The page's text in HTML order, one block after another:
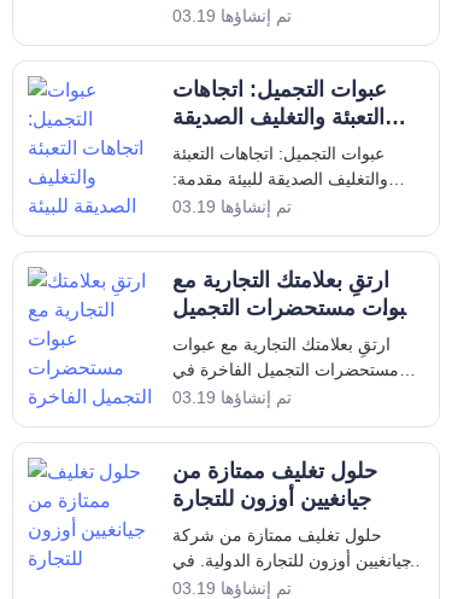
صناعة مستحضرات التجميل
ووظيفة زجاجات مستحضرات
التجميل دورًا حاسمًا في جذب
المستهلكين وضمان فعالية المنتج. مع
على الاستدامة
تم إنشاؤها 03.19
عبوات التجميل: اتجاهات
التعبئة والتغليف الصديقة
للبيئة
عبوات التجميل: اتجاهات التعبئة
والتغليف الصديقة للبيئة مقدمة:
تطور تصميمات عبوات التجميل في
على مدى العقد الماضي، شهدت
صناعة التجميل تحولًا ملحوظًا في
تصميمات التعبئة والتغليف
تم إنشاؤها 03.19
ارتقِ بعلامتك التجارية مع
عبوات مستحضرات التجميل
الفاخرة
ارتقِ بعلامتك التجارية مع عبوات
مستحضرات التجميل الفاخرة في
صناعة مستحضرات التجميل شديدة
دورًا محوريًا في تشكيل هوية العلامة
التجارية وجذب العملاء. عبوات
مستحضرات التجميل ليست مجرد
تم إنشاؤها 03.19
حلول تغليف ممتازة من
جيانغيين أوزون للتجارة
حلول تغليف ممتازة من شركة
جيانغيين أوزون للتجارة الدولية. في
سوق اليوم التنافسي، يعد اختيار
تم إنشاؤها 03.19